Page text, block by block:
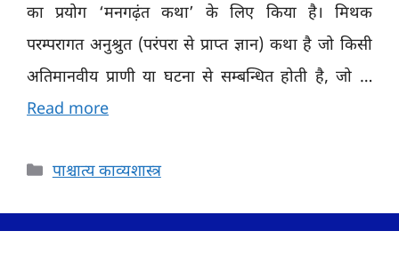
का प्रयोग ‘मनगढ़ंत कथा’ के लिए किया है। मिथक
परम्परागत अनुश्रुत (परंपरा से प्राप्त ज्ञान) कथा है जो किसी
अतिमानवीय प्राणी या घटना से सम्बन्धित होती है, जो …
Read more
Categories
पाश्चात्य काव्यशास्त्र